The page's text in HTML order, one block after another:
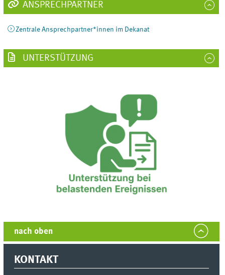
ANSPRECHPARTNER
Zentrale Ansprechpartner*innen im Dekanat
UNTERSTÜTZUNG
nach oben
KONTAKT